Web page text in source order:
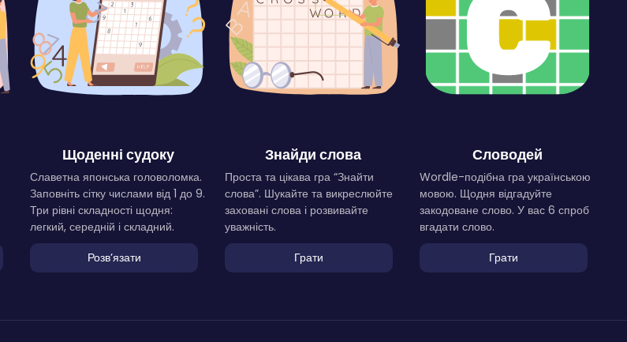
Щоденні судоку
Славетна японська головоломка.
Заповніть сітку числами від 1 до 9.
Три рівні складності щодня:
легкий, середній і складний.
Розвʼязати
Знайди слова
Проста та цікава гра “Знайти
слова”. Шукайте та викреслюйте
заховані слова і розвивайте
уважність.
Грати
Словодей
Wordle-подібна гра українською
мовою. Щодня відгадуйте
закодоване слово. У вас 6 спроб
вгадати слово.
Грати